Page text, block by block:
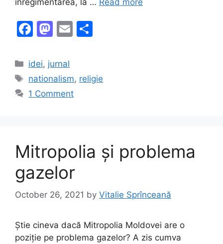
F
c
e
b
k
M
st
o
d
E
l
e
Categories
idei, jurnal
Tags
nationalism, religie
1 Comment
Mitropolia și problema
gazelor
October 26, 2021 by Vitalie Sprînceană
Știe cineva dacă Mitropolia Moldovei are o
poziție pe problema gazelor? A zis cumva